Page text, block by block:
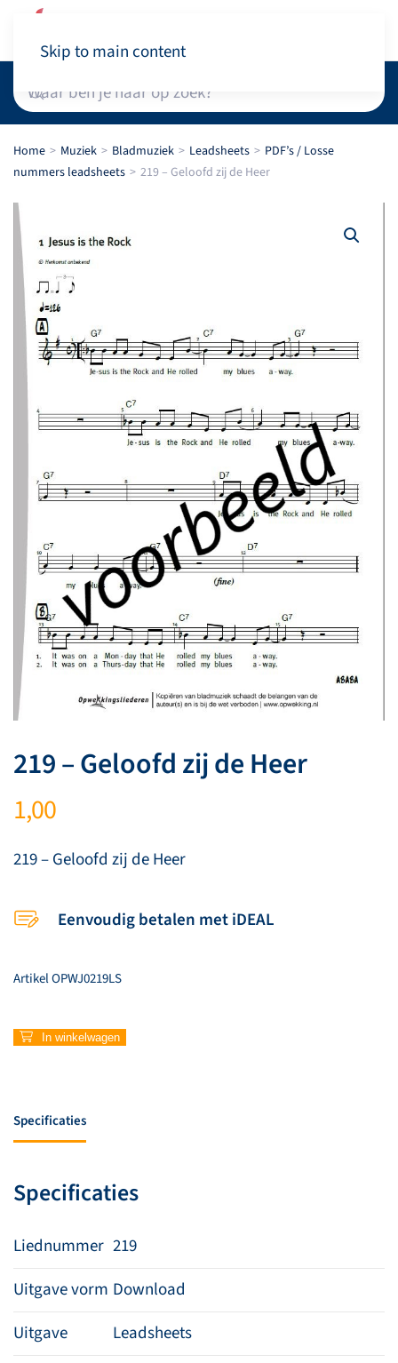
Skip to main content
Home Muziek Bladmuziek Leadsheets
PDF’s / Losse
nummers leadsheets
219 – Geloofd zij de Heer
219 – Geloofd zij de Heer
1,00
219 – Geloofd zij de Heer
Eenvoudig betalen met iDEAL
ArtikelOPWJ0219LS
219
–
Heer
In winkelwagen
Specificaties
Specificaties
Liednummer 219
Uitgave vorm Download
Uitgave
Leadsheets